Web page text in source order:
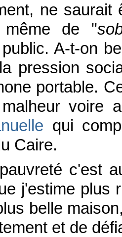
ne
même de "
A-t-on
pression
portable.
voire
qui
Caire.
c'est
j'estime plus
belle
et de